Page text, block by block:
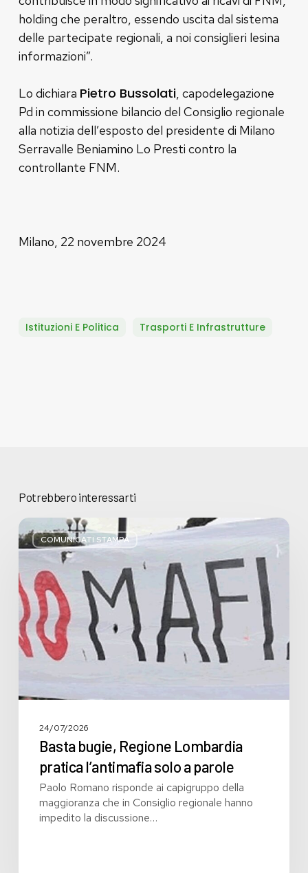
holding che peraltro, essendo uscita dal sistema
delle partecipate regionali, a noi consiglieri lesina
informazioni”.
Lo dichiara Pietro Bussolati, capodelegazione
Pd in commissione bilancio del Consiglio regionale
alla notizia dell’esposto del presidente di Milano
Serravalle Beniamino Lo Presti contro la
controllante FNM.
Milano, 22 novembre 2024
Istituzioni E Politica Trasporti E Infrastrutture
Potrebbero interessarti
COMUNICATI STAMPA
Basta
bugie,
Regione
Lombardia
pratica
l’antimafia
solo
a
parole
24/07/2026
Basta bugie, Regione Lombardia
pratica l’antimafia solo a parole
Paolo Romano risponde ai capigruppo della
maggioranza che in Consiglio regionale hanno
impedito la discussione…